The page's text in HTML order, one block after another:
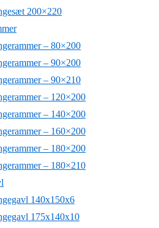
200×220
– 80×200
– 90×200
– 90×210
– 120×200
– 140×200
– 160×200
– 180×200
– 180×210
140x150x6
175x140x10